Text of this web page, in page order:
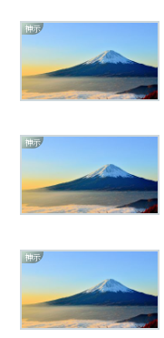
神示
神示
神示